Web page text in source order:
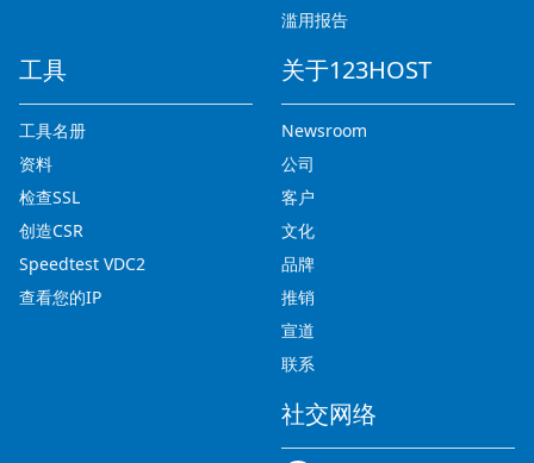
滥用报告
工具
工具名册
资料
检查SSL
创造CSR
Speedtest VDC2
查看您的IP
关于123HOST
Newsroom
公司
客户
文化
品牌
推销
宣道
联系
社交网络